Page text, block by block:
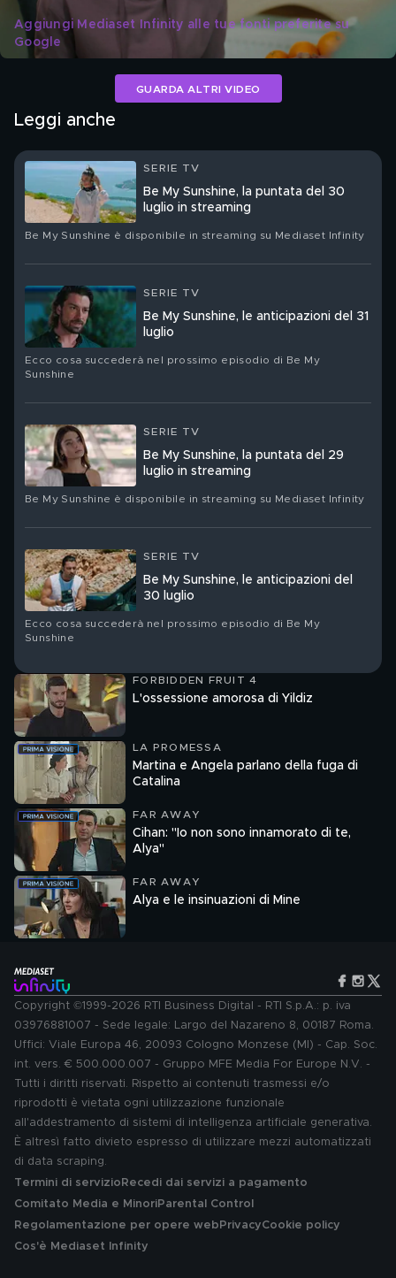
Aggiungi Mediaset Infinity alle tue fonti preferite su
Google
GUARDA ALTRI VIDEO
Leggi anche
SERIE TV
Be My Sunshine, la puntata del 30
luglio in streaming
Be My Sunshine è disponibile in streaming su Mediaset Infinity
SERIE TV
Be My Sunshine, le anticipazioni del 31
luglio
Ecco cosa succederà nel prossimo episodio di Be My
Sunshine
SERIE TV
Be My Sunshine, la puntata del 29
luglio in streaming
Be My Sunshine è disponibile in streaming su Mediaset Infinity
SERIE TV
Be My Sunshine, le anticipazioni del
30 luglio
Ecco cosa succederà nel prossimo episodio di Be My
Sunshine
FORBIDDEN FRUIT 4
L'ossessione amorosa di Yildiz
LA PROMESSA
Martina e Angela parlano della fuga di
Catalina
FAR AWAY
Cihan: "Io non sono innamorato di te,
Alya"
FAR AWAY
Alya e le insinuazioni di Mine
Copyright ©1999-2026 RTI Business Digital - RTI S.p.A.: p. iva
03976881007 - Sede legale: Largo del Nazareno 8, 00187 Roma.
Uffici: Viale Europa 46, 20093 Cologno Monzese (MI) - Cap. Soc.
int. vers. € 500.000.007 - Gruppo MFE Media For Europe N.V. -
Tutti i diritti riservati. Rispetto ai contenuti trasmessi e/o
riprodotti è vietata ogni utilizzazione funzionale
all'addestramento di sistemi di intelligenza artificiale generativa.
È altresì fatto divieto espresso di utilizzare mezzi automatizzati
di data scraping.
Termini di servizio Recedi dai servizi a pagamento
Comitato Media e MinoriParental Control
Regolamentazione per opere web PrivacyCookie policy
Cos'è Mediaset Infinity